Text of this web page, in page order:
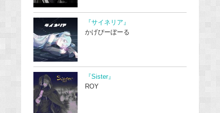
『サイネリア』
かげぴーぼーる
『Sister』
ROY